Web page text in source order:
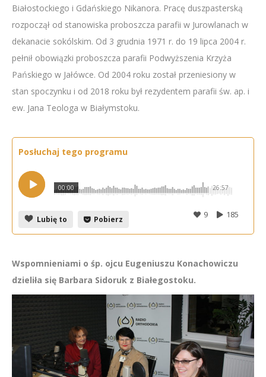
Białostockiego i Gdańskiego Nikanora. Pracę duszpasterską
rozpoczął od stanowiska proboszcza parafii w Jurowlanach w
dekanacie sokólskim. Od 3 grudnia 1971 r. do 19 lipca 2004 r.
pełnił obowiązki proboszcza parafii Podwyższenia Krzyża
Pańskiego w Jałówce. Od 2004 roku został przeniesiony w
stan spoczynku i od 2018 roku był rezydentem parafii św. ap. i
ew. Jana Teologa w Białymstoku.
Posłuchaj tego programu
26:57
00:00
Lubię to Pobierz 185
9
Wspomnieniami o śp. ojcu Eugeniuszu Konachowiczu
dzieliła się Barbara Sidoruk z Białegostoku.